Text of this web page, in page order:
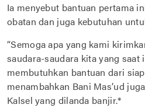
Ia menyebut bantuan pertama
obatan dan juga kebutuhan
“Semoga apa yang kami
saudara-saudara kita yang saat
membutuhkan bantuan dari
menambahkan Bani Mas’ud
Kalsel yang dilanda banjir.*